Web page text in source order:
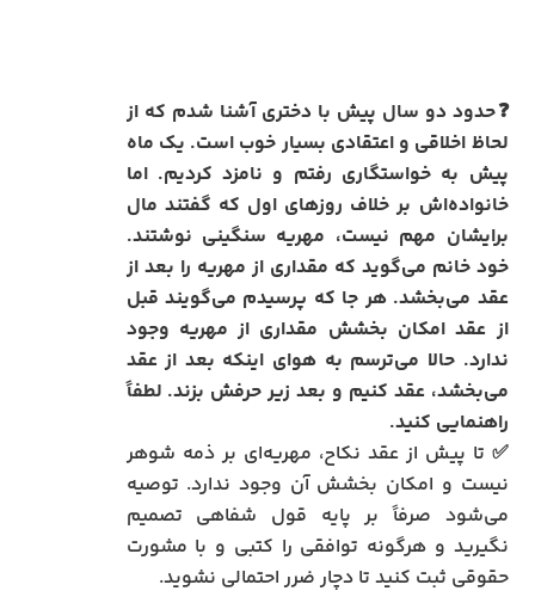
❓حدود دو سال پیش با دختری آشنا شدم که از
لحاظ اخلاقی و اعتقادی بسیار خوب است. یک ماه
پیش به خواستگاری رفتم و نامزد کردیم. اما
خانواده‌اش بر خلاف روزهای اول که گفتند مال
برایشان مهم نیست، مهریه سنگینی نوشتند.
خود خانم می‌گوید که مقداری از مهریه را بعد از
عقد می‌بخشد. هر جا که پرسیدم می‌گویند قبل
از عقد امکان بخشش مقداری از مهریه وجود
ندارد. حالا می‌ترسم به هوای اینکه بعد از عقد
می‌بخشد، عقد کنیم و بعد زیر حرفش بزند. لطفاً
راهنمایی کنید.
✅ تا پیش از عقد نکاح، مهریه‌ای بر ذمه شوهر
نیست و امکان بخشش آن وجود ندارد. توصیه
می‌شود صرفاً بر پایه قول شفاهی تصمیم
نگیرید و هرگونه توافقی را کتبی و با مشورت
حقوقی ثبت کنید تا دچار ضرر احتمالی نشوید.